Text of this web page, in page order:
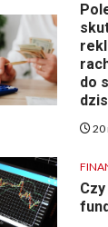
do
20